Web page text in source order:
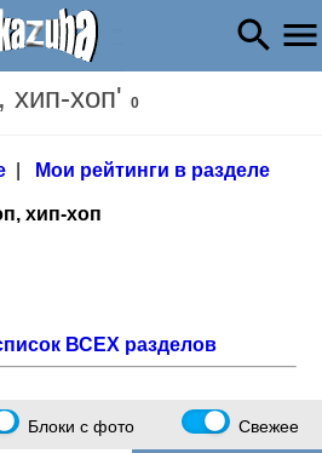
хип-хоп' 0
| Мои рейтинги в разделе
хип-хоп
ВСЕХ разделов
Блоки с фото Свежее